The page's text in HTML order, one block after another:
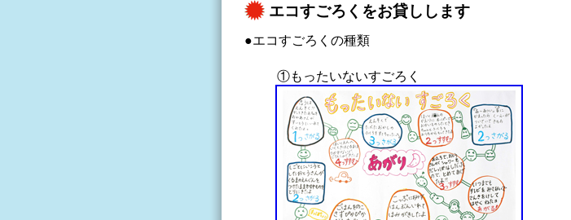
エコすごろくをお貸しします
●エコすごろくの種類
①もったいないすごろく